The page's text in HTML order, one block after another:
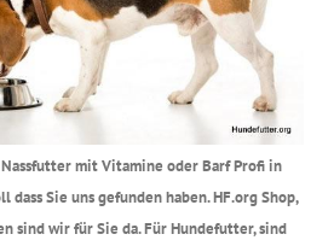
mit Vitamine oder Barf Profi in
Sie uns gefunden haben. HF.org Shop,
sind wir für Sie da. Für Hundefutter, sind